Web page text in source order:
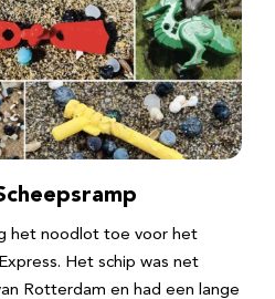
het noodlot toe voor het
Het schip was net
Rotterdam en had een lange